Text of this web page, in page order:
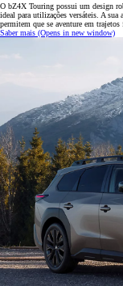
O bZ4X Touring possui um design
ideal para utilizações versáteis. A
permitem que se aventure em trajetos
Saber mais (Opens in new window)